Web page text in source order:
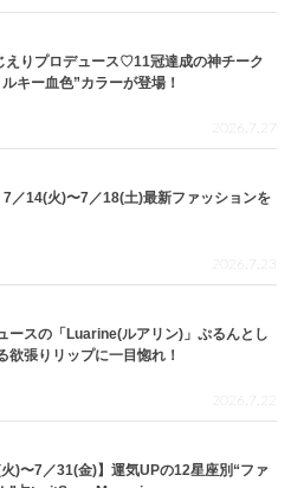
えりプロデュース♡11冠達成の神チーク
キー血色”カラーが登場！
2026.7.27
7／14(火)〜7／18(土)最新ファッションを
2026.7.23
ースの「Luarine(ルアリン)」ぷるんとし
欲張りリップに一目惚れ！
2026.7.22
火)〜7／31(金)】運気UPの12星座別“ファ